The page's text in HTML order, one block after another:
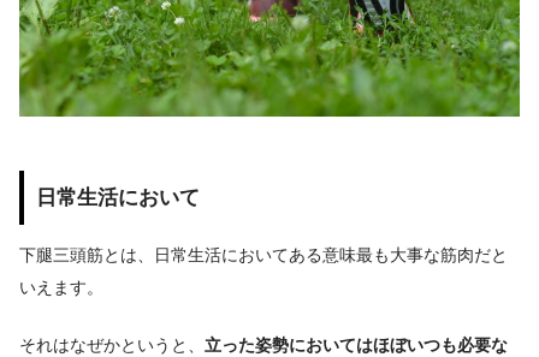
日常生活において
下腿三頭筋とは、日常生活においてある意味最も大事な筋肉だと
いえます。
それはなぜかというと、 立った姿勢においてはほぼいつも必要な